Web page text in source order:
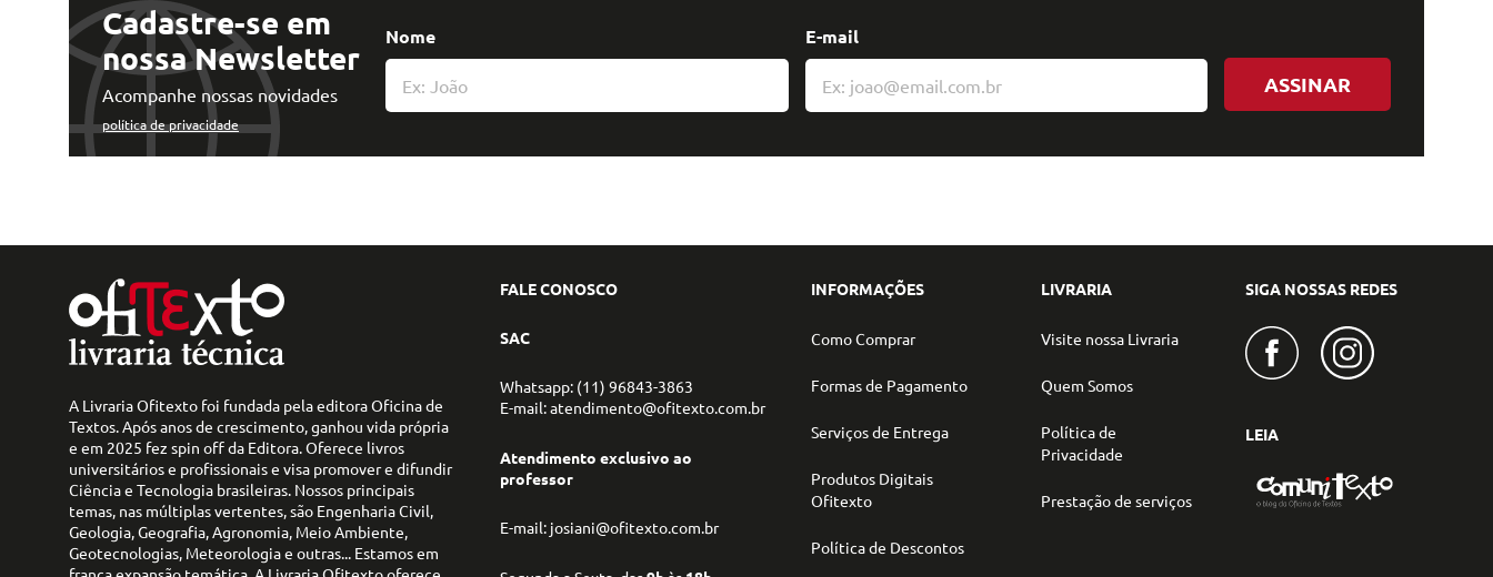
Cadastre-se em
nossa Newsletter
Acompanhe nossas novidades
política de privacidade
Nome E-mail
ASSINAR
A Livraria Ofitexto foi fundada pela editora Oficina de
Textos. Após anos de crescimento, ganhou vida própria
e em 2025 fez spin off da Editora. Oferece livros
universitários e profissionais e visa promover e difundir
Ciência e Tecnologia brasileiras. Nossos principais
temas, nas múltiplas vertentes, são Engenharia Civil,
Geologia, Geografia, Agronomia, Meio Ambiente,
Geotecnologias, Meteorologia e outras... Estamos em
FALE CONOSCO
SAC
Whatsapp: (11) 96843-3863
E-mail: atendimento@ofitexto.com.br
Atendimento exclusivo ao
professor
E-mail: josiani@ofitexto.com.br
INFORMAÇÕES
Como Comprar
Formas de Pagamento
Serviços de Entrega
Produtos Digitais
Ofitexto
Política de Descontos
LIVRARIA
Visite nossa Livraria
Quem Somos
Política de
Privacidade
Prestação de serviços
SIGA NOSSAS REDES
LEIA